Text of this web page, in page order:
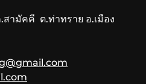
สามัคคี ต.ท่าทราย อ.เมือง